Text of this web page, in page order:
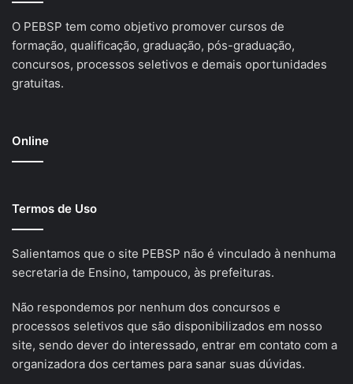
O PEBSP tem como objetivo promover cursos de
formação, qualificação, graduação, pós-graduação,
concursos, processos seletivos e demais oportunidades
gratuitas.
Online
Termos de Uso
Salientamos que o site PEBSP não é vinculado à nenhuma
secretaria de Ensino, tampouco, às prefeituras.
Não respondemos por nenhum dos concursos e
processos seletivos que são disponibilizados em nosso
site, sendo dever do interessado, entrar em contato com a
organizadora dos certames para sanar suas dúvidas.